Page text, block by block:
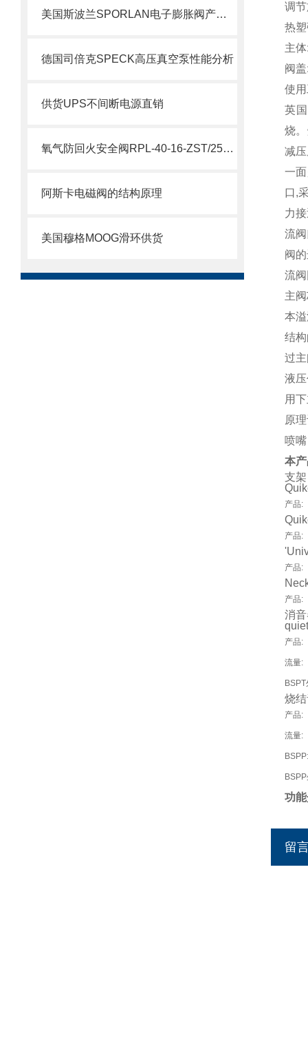
美国斯波兰SPORLAN电子膨胀阀产品特点
德国司倍克SPECK高压真空泵性能分析
供货UPS不间断电源直销
氧气防回火安全阀RPL-40-16-ZST/250/FL说明
阿斯卡电磁阀的结构原理
美国穆格MOOG滑环供货
调
热
主
阀
使
英
烧
减
一
口,
力
流
阀
流
主
本
结
过
液
用
原
喷
本
支架
产品:
产品:
产品:
产品:
消
产品:
流量:
烧
产品:
流量:
BSPP:
功
留